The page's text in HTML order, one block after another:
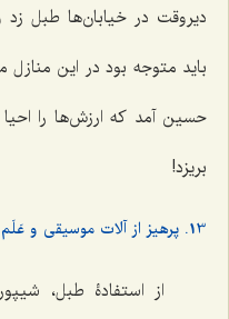
دیروقت در خیابان‌ها طبل
باید متوجه بود در این
حسین آمد که ارزش‌ها را
بریزد!
13. پرهیز از آلات موسیقی و عَلَم
از استفادۀ طبل،